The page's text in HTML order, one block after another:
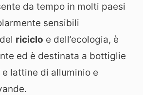
da tempo in molti paesi
sensibili
riciclo e dell’ecologia, è
ed è destinata a bottiglie
lattine di alluminio e